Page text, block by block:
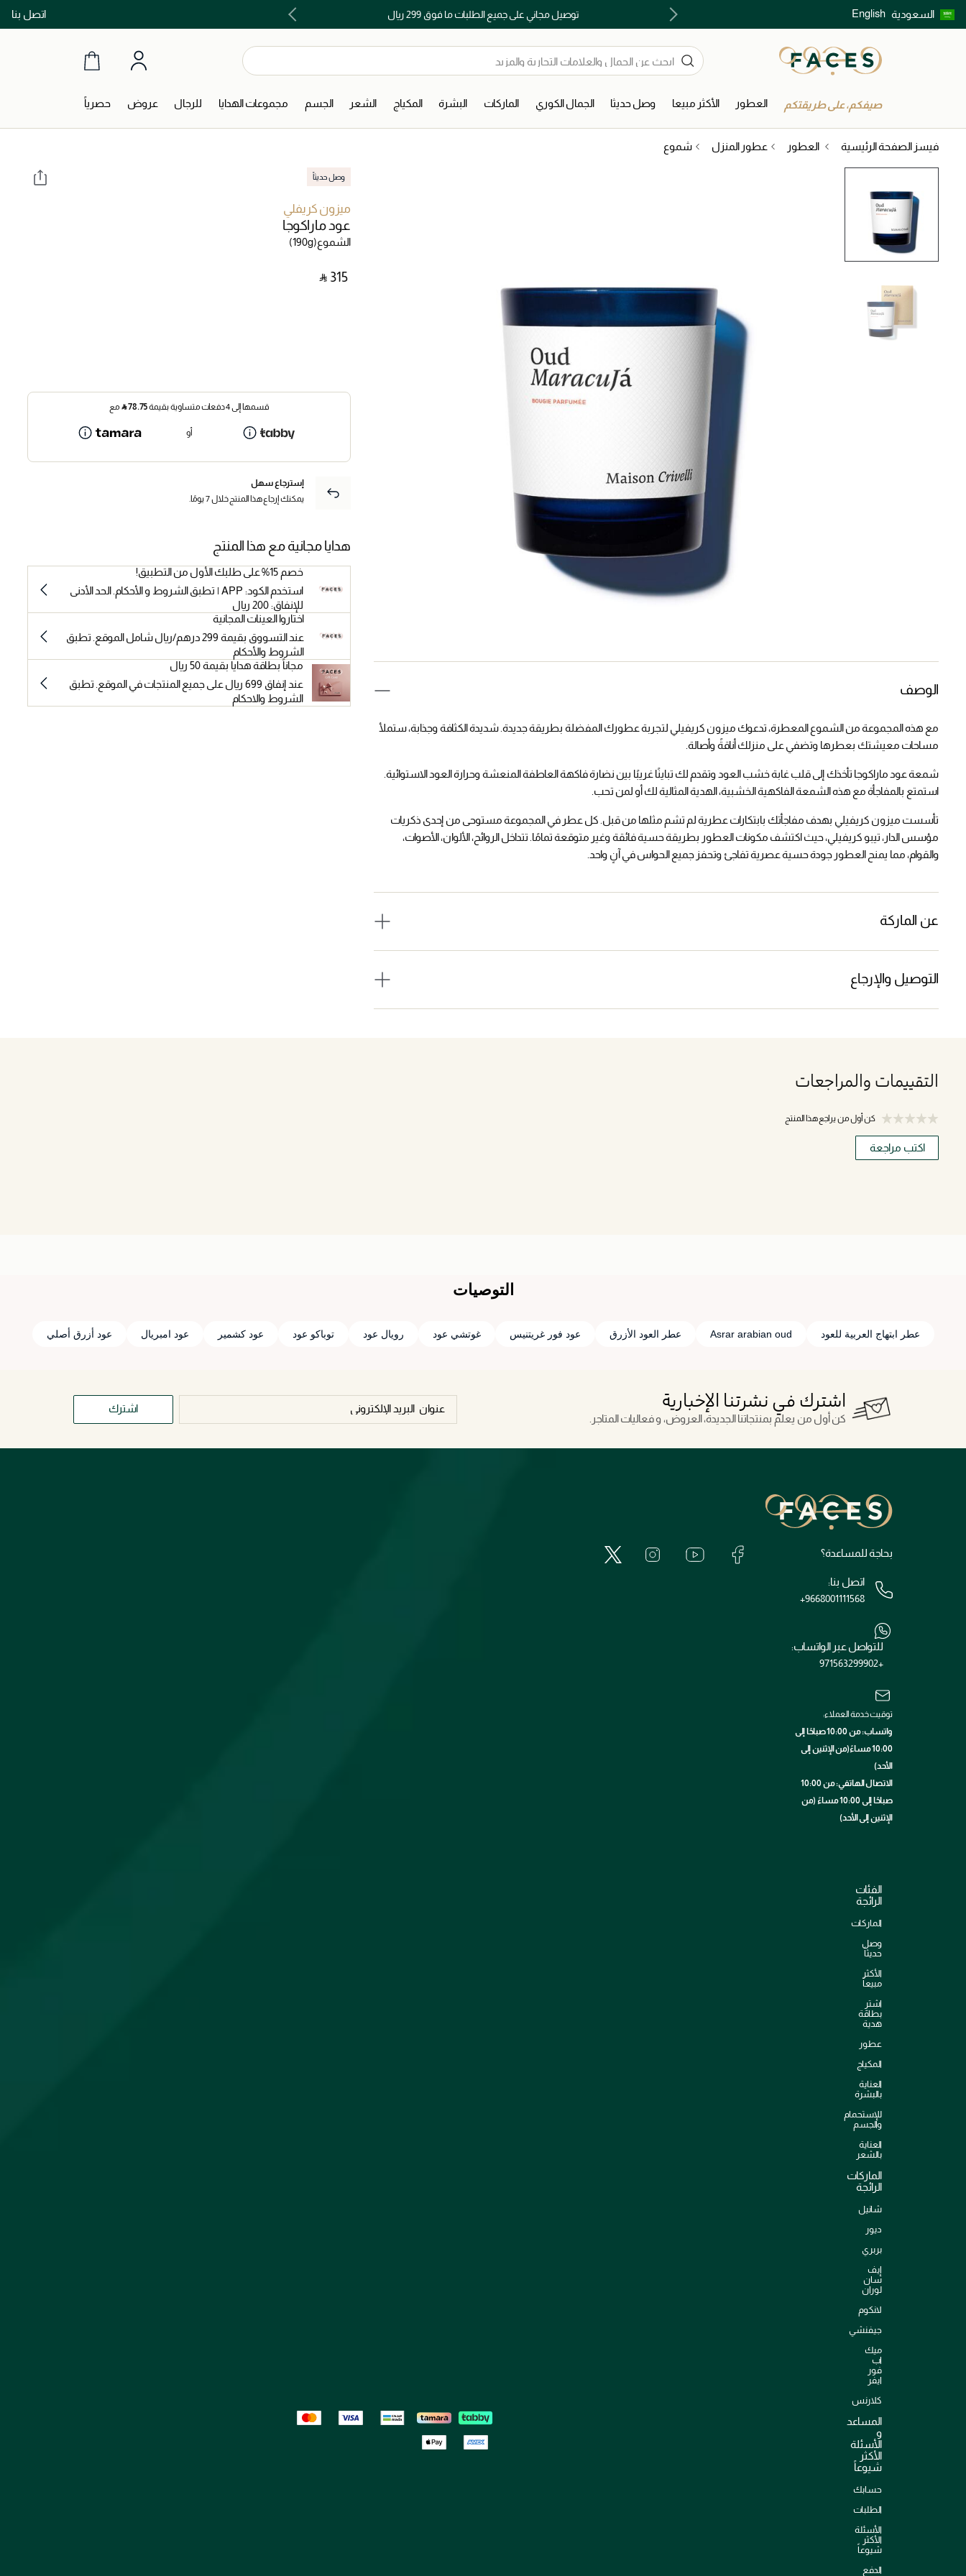
السعودية English اتصل بنااشتري الآن و ادفع لاحقاً مع تابي و تمارا! توصيل مجاني على جميع الطلبات ما فوق 299 ريال اكتشفوا خدمات الجمال المختارة بعناية
صيفكم، على طريقتكم العطور الأكثر مبيعا وصل حديثا الجمال الكوري الماركات البشرة المكياج الشعر الجسم مجموعات الهدايا للرجال عروض حصرياً
فيسز الصفحة الرئيسية العطور عطور المنزل شموع
الوصف
مع هذه المجموعة من الشموع المعطرة، تدعوك ميزون كريفيلي لتجربة عطورك المفضلة بطريقة جديدة. شديدة الكثافة وجذابة، ستملأ
مساحات معيشتك بعطرها وتضفي على منزلك أناقةً وأصالة.
شمعة عود ماراكوجا تأخذك إلى قلب غابة خشب العود وتقدم لك تباينًا غريبًا بين نضارة فاكهة العاطفة المنعشة وحرارة العود الاستوائية.
استمتع بالمفاجأة مع هذه الشمعة الفاكهية الخشبية، الهدية المثالية لك أو لمن تحب.
تأسست ميزون كريفيلي بهدف مفاجأتك بابتكارات عطرية لم تشم مثلها من قبل. كل عطر في المجموعة مستوحى من إحدى ذكريات
مؤسس الدار، تيبو كريفيلي، حيث اكتشف مكونات العطور بطريقة حسية فائقة وغير متوقعة تمامًا. تتداخل الروائح، الألوان، الأصوات،
والقوام، مما يمنح العطور جودة حسية عصرية تفاجئ وتحفز جميع الحواس في آنٍ واحد.
عن الماركة
التوصيل والإرجاع
وصل حديثاً
ميزون كريفلي
عود ماراكوجا
الشموع(190g)
‎ ⃁ ⁦315⁩ ‎
قسمها إلى 4 دفعات متساوية بقيمة 78.75
⃁ مع
أو
إسترجاع سهل
يمكنك إرجاع هذا المنتج خلال 7 يومًا.
هدايا مجانية مع هذا المنتج
خصم 15% على طلبك الأول من التطبيق!
استخدم الكود: APP | تطبق الشروط و الأحكام. الحد الأدنى
للإنفاق: 200 ريال
اختاروا العينات المجانية
عند التسووق بقيمة 299 درهم/ريال شامل الموقع. تطبق
الشروط والأحكام
مجاناً بطاقة هدايا بقيمة 50 ريال
عند إنفاق 699 ريال على جميع المنتجات في الموقع. تطبق
الشروط والاحكام
التقييمات والمراجعات
كن أول من يراجع هذا المنتج
اكتب مراجعة
التوصيات
عطر ابتهاج العربية للعود Asrar arabian oud عطر العود الأزرق عود فور غريتنيس غوتشي عود رويال عود توباكو عود عود كشمير عود امبريال عود أزرق أصلي
اشترك في نشرتنا الإخبارية
كن أول من يعلم بمنتجاتنا الجديدة، العروض، و فعاليات المتاجر.
اشترك
بحاجة للمساعدة؟
اتصل بنا:
+9668001111568
للتواصل عبر الواتساب:
+971563299902
توقيت خدمة العملاء:
واتساب: من 10:00 صباحًا إلى
10:00 مساءً(من الإثنين إلى
الأحد)
الاتصال الهاتفي: من 10:00
صباحًا إلى 10:00 مساءً (من
الإثنين إلى الأحد)
الفئات
الرائجة
الماركات
وصل
حديثاً
الأكثر
مبيعاً
اشترِ
بطاقة
هدية
عطور
المكياج
العناية
بالبشرة
للإستحمام
والجسم
العناية
بالشعر
الماركات
الرائجة
شانيل
ديور
بربري
إيف
سان
لوران
لانكوم
جيفنشي
ميك
اب
فور
ايفر
كلارنس
المساعد
و
الأسئلة
الأكثر
شيوعاً
حسابك
الطلبات
الأسئلة
الأكثر
شيوعاً
الدفع